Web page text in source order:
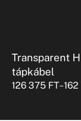
Transparent
tápkábel
126 375 FT–